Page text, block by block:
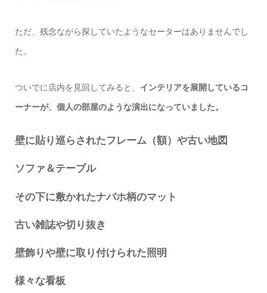
ただ、残念ながら探していたようなセーターはありませんでし
た。
ついでに店内を見回してみると、 インテリアを展開しているコ
ーナーが、個人の部屋のような演出になっていました。
壁に貼り巡らされたフレーム（額）や古い地図
ソファ＆テーブル
その下に敷かれたナバホ柄のマット
古い雑誌や切り抜き
壁飾りや壁に取り付けられた照明
様々な看板